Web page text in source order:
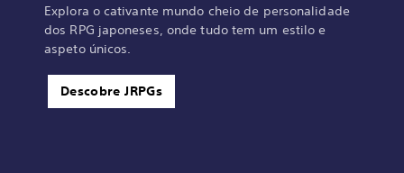
Explora o cativante mundo cheio de personalidade
dos RPG japoneses, onde tudo tem um estilo e
aspeto únicos.
Descobre JRPGs